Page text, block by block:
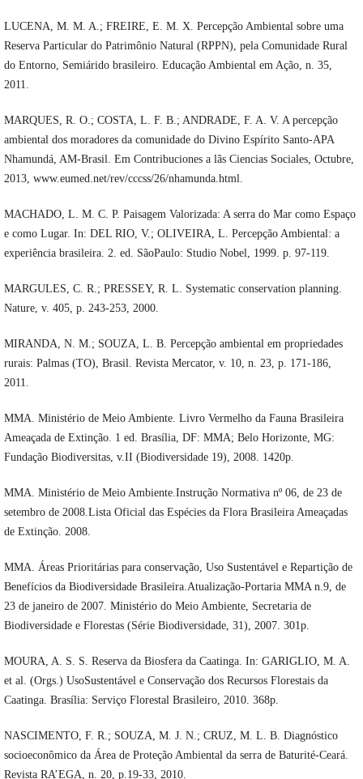
LUCENA, M. M. A.; FREIRE, E. M. X. Percepção Ambiental sobre uma
Reserva Particular do Patrimônio Natural (RPPN), pela Comunidade Rural
do Entorno, Semiárido brasileiro. Educação Ambiental em Ação, n. 35,
2011.
MARQUES, R. O.; COSTA, L. F. B.; ANDRADE, F. A. V. A percepção
ambiental dos moradores da comunidade do Divino Espírito Santo-APA
Nhamundá, AM-Brasil. Em Contribuciones a lãs Ciencias Sociales, Octubre,
2013, www.eumed.net/rev/cccss/26/nhamunda.html.
MACHADO, L. M. C. P. Paisagem Valorizada: A serra do Mar como Espaço
e como Lugar. In: DEL RIO, V.; OLIVEIRA, L. Percepção Ambiental: a
experiência brasileira. 2. ed. SãoPaulo: Studio Nobel, 1999. p. 97-119.
MARGULES, C. R.; PRESSEY, R. L. Systematic conservation planning.
Nature, v. 405, p. 243-253, 2000.
MIRANDA, N. M.; SOUZA, L. B. Percepção ambiental em propriedades
rurais: Palmas (TO), Brasil. Revista Mercator, v. 10, n. 23, p. 171-186,
2011.
MMA. Ministério de Meio Ambiente. Livro Vermelho da Fauna Brasileira
Ameaçada de Extinção. 1 ed. Brasília, DF: MMA; Belo Horizonte, MG:
Fundação Biodiversitas, v.II (Biodiversidade 19), 2008. 1420p.
MMA. Ministério de Meio Ambiente.Instrução Normativa nº 06, de 23 de
setembro de 2008.Lista Oficial das Espécies da Flora Brasileira Ameaçadas
de Extinção. 2008.
MMA. Áreas Prioritárias para conservação, Uso Sustentável e Repartição de
Benefícios da Biodiversidade Brasileira.Atualização-Portaria MMA n.9, de
23 de janeiro de 2007. Ministério do Meio Ambiente, Secretaria de
Biodiversidade e Florestas (Série Biodiversidade, 31), 2007. 301p.
MOURA, A. S. S. Reserva da Biosfera da Caatinga. In: GARIGLIO, M. A.
et al. (Orgs.) UsoSustentável e Conservação dos Recursos Florestais da
Caatinga. Brasília: Serviço Florestal Brasileiro, 2010. 368p.
NASCIMENTO, F. R.; SOUZA, M. J. N.; CRUZ, M. L. B. Diagnóstico
socioeconômico da Área de Proteção Ambiental da serra de Baturité-Ceará.
Revista RA’EGA, n. 20, p.19-33, 2010.